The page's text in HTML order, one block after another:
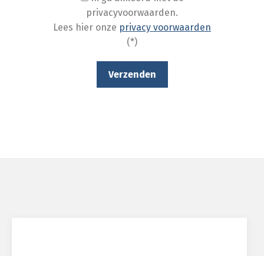
privacyvoorwaarden.
Lees hier onze privacy voorwaarden
(*)